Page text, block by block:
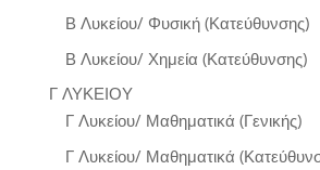
Β Λυκείου/ Φυσική (Κατεύθυνσης)
Β Λυκείου/ Χημεία (Κατεύθυνσης)
Γ ΛΥΚΕΙΟΥ
Γ Λυκείου/ Μαθηματικά (Γενικής)
Γ Λυκείου/ Μαθηματικά